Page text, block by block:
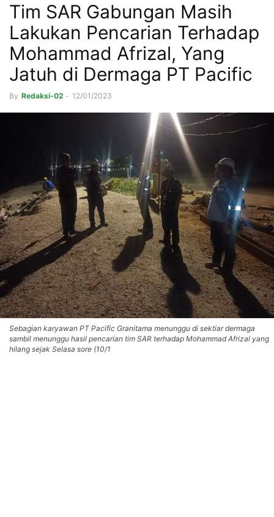
Tim SAR Gabungan Masih
Lakukan Pencarian Terhadap
Mohammad Afrizal, Yang
Jatuh di Dermaga PT Pacific
By Redaksi-02 - 12/01/2023
Sebagian karyawan PT Pacific Granitama menunggu di sektiar dermaga
sambil menunggu hasil pencarian tim SAR terhadap Mohammad Afrizal yang
hilang sejak Selasa sore (10/1